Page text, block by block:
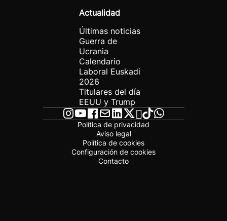
Actualidad
Últimas noticias
Guerra de
Ucrania
Calendario
Laboral Euskadi
2026
Titulares del día
EEUU y Trump
Política de privacidad
Aviso legal
Política de cookies
Configuración de cookies
Contacto